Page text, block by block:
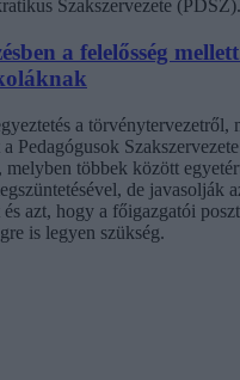
Szakszervezete (PDSZ).
a felelősség
a törvénytervezetről,
a Pedagógusok
többek között
de javasolják
és azt, hogy a főigazgatói
is legyen szükség.